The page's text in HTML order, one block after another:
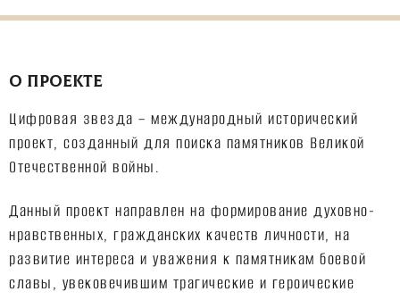
О ПРОЕКТЕ
Цифровая звезда – международный исторический
проект, созданный для поиска памятников Великой
Отечественной войны.
Данный проект направлен на формирование духовно-
нравственных, гражданских качеств личности, на
развитие интереса и уважения к памятникам боевой
славы, увековечившим трагические и героические